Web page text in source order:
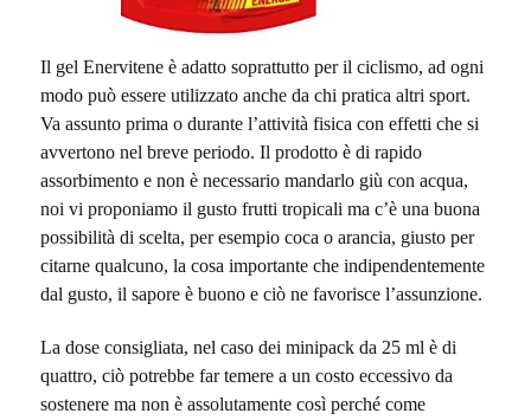
Il gel Enervitene è adatto soprattutto per il ciclismo, ad ogni
modo può essere utilizzato anche da chi pratica altri sport.
Va assunto prima o durante l’attività fisica con effetti che si
avvertono nel breve periodo. Il prodotto è di rapido
assorbimento e non è necessario mandarlo giù con acqua,
noi vi proponiamo il gusto frutti tropicali ma c’è una buona
possibilità di scelta, per esempio coca o arancia, giusto per
citarne qualcuno, la cosa importante che indipendentemente
dal gusto, il sapore è buono e ciò ne favorisce l’assunzione.
La dose consigliata, nel caso dei minipack da 25 ml è di
quattro, ciò potrebbe far temere a un costo eccessivo da
sostenere ma non è assolutamente così perché come